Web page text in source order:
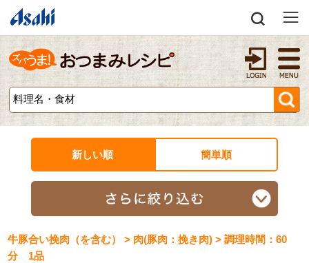
新しい順 簡単順
牛豚合い挽肉（を含む） > 肉(豚肉：挽き肉) > 調理時間：60
分 1品